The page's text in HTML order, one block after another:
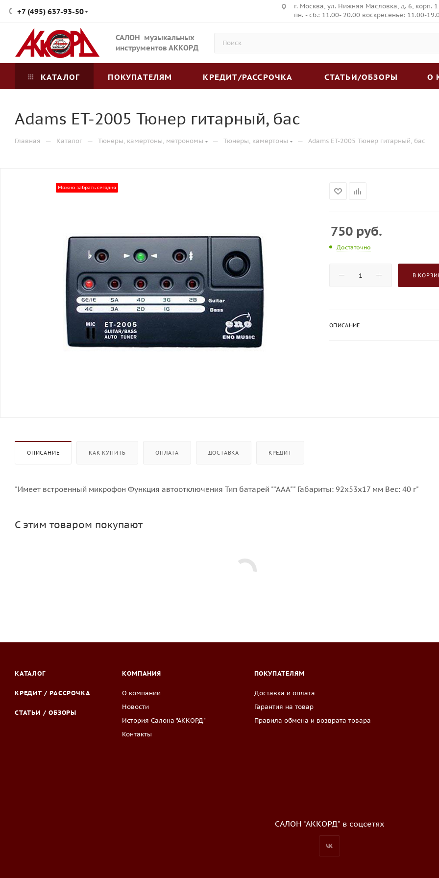
+7 (495) 637-93-50
г. Москва, ул. Нижняя Масловка, д. 6, корп. 1
пн. - сб.: 11.00- 20.00 воскресенье: 11.00-
САЛОН музыкальных
инструментов АККОРД
КАТАЛОГ ПОКУПАТЕЛЯМ КРЕДИТ/РАССРОЧКА СТАТЬИ/ОБЗОРЫ О
Adams ET-2005 Тюнер гитарный, бас
Главная — Каталог — Тюнеры, камертоны, метрономы — Тюнеры, камертоны — Adams ET-2005 Тюнер гитарный, бас
Можно забрать сегодня
750 руб.
Достаточно
В
ОПИСАНИЕ
ОПИСАНИЕ КАК КУПИТЬ ОПЛАТА ДОСТАВКА КРЕДИТ
"Имеет встроенный микрофон Функция автоотключения Тип батарей ""ААА"" Габариты: 92x53x17 мм Вес: 40 г"
С этим товаром покупают
КАТАЛОГ
КРЕДИТ / РАССРОЧКА
СТАТЬИ / ОБЗОРЫ
КОМПАНИЯ
О компании
Новости
История Салона "АККОРД"
Контакты
ПОКУПАТЕЛЯМ
Доставка и оплата
Гарантия на товар
Правила обмена и возврата товара
САЛОН "АККОРД" в соцсетях